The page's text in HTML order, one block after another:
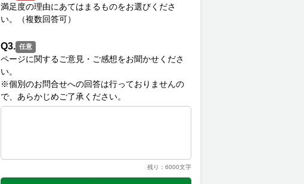
満足度の理由にあてはまるものをお選びくださ
Q3. 任意
ページに関するご意見・ご感想をお聞かせくださ
い。
※個別のお問合せへの回答は行っておりませんの
残り：6000文字